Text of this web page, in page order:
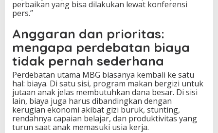
perbaikan yang bisa dilakukan lewat konferensi
pers.”
Anggaran dan prioritas:
mengapa perdebatan biaya
tidak pernah sederhana
Perdebatan utama MBG biasanya kembali ke satu
hal: biaya. Di satu sisi, program makan bergizi untuk
jutaan anak jelas membutuhkan dana besar. Di sisi
lain, biaya juga harus dibandingkan dengan
kerugian ekonomi akibat gizi buruk, stunting,
rendahnya capaian belajar, dan produktivitas yang
turun saat anak memasuki usia kerja.